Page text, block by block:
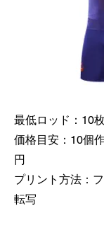
最低ロッド：10
価格目安：10個
円
プリント方法：
転写